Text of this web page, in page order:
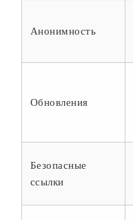
Анонимность
Обновления
Безопасные
ссылки